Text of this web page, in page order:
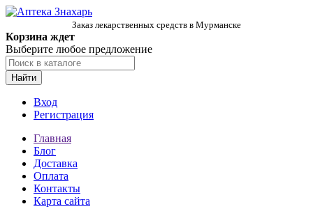
Заказ лекарственных средств в Мурманске
Корзина ждет
Выберите любое предложение
Найти
Вход
Регистрация
Главная
Блог
Доставка
Оплата
Контакты
Карта сайта